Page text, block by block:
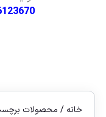
خانه / محصولات